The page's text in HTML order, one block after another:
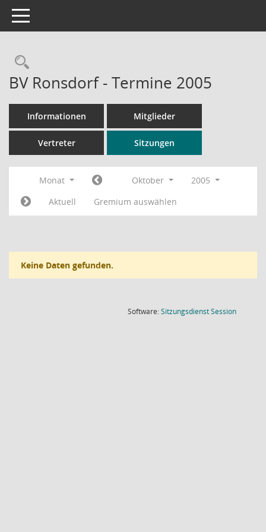
Toggle navigation
Rechercheauswahl
BV Ronsdorf - Termine 2005
Informationen Mitglieder
Vertreter Sitzungen
Monat Oktober
2005
Aktuell
Gremium auswählen
Keine Daten gefunden.
Software:SitzungsdienstSession(Wird in